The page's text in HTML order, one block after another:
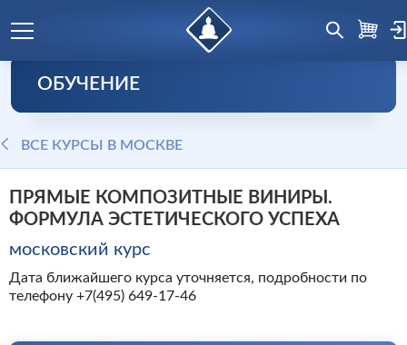
ОБУЧЕНИЕ
ВСЕ КУРСЫ В МОСКВЕ
ПРЯМЫЕ КОМПОЗИТНЫЕ ВИНИРЫ.
ФОРМУЛА ЭСТЕТИЧЕСКОГО УСПЕХА
московский курс
Дата ближайшего курса уточняется, подробности по
телефону +7(495) 649-17-46